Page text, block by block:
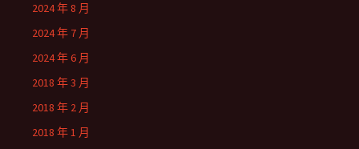
2024 年 8 月
2024 年 7 月
2024 年 6 月
2018 年 3 月
2018 年 2 月
2018 年 1 月